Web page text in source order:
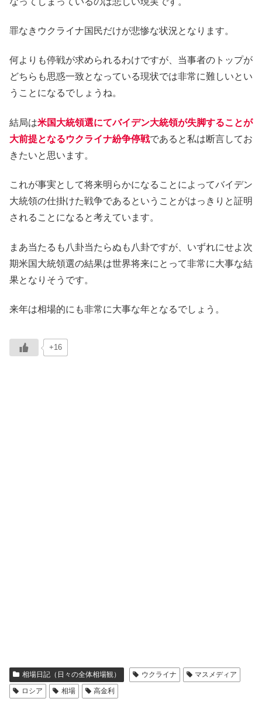
罪なきウクライナ国民だけが悲惨な状況となります。
何よりも停戦が求められるわけですが、当事者のトップが
どちらも思惑一致となっている現状では非常に難しいとい
うことになるでしょうね。
結局は米国大統領選にてバイデン大統領が失脚することが
大前提となるウクライナ紛争停戦であると私は断言してお
きたいと思います。
これが事実として将来明らかになることによってバイデン
大統領の仕掛けた戦争であるということがはっきりと証明
されることになると考えています。
まあ当たるも八卦当たらぬも八卦ですが、いずれにせよ次
期米国大統領選の結果は世界将来にとって非常に大事な結
果となりそうです。
来年は相場的にも非常に大事な年となるでしょう。
+16
相場日記（日々の全体相場観） ウクライナ
マスメディア
ロシア
相場 高金利